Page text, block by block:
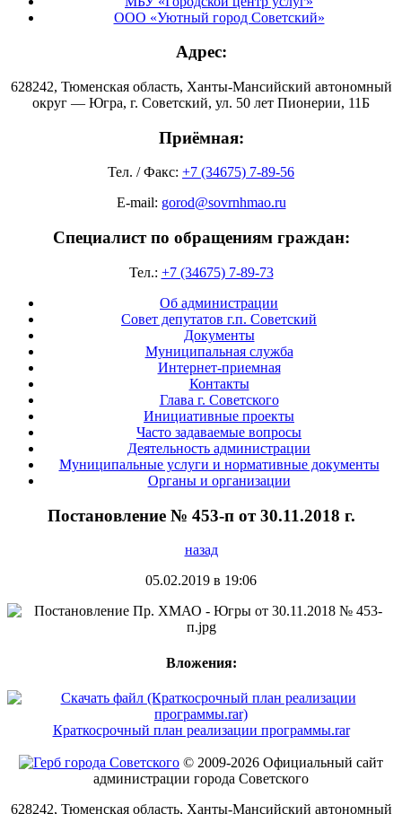
ООО «Уютный город Советский»
Адрес:
628242, Тюменская область, Ханты-Мансийский автономный
округ — Югра, г. Советский, ул. 50 лет Пионерии, 11Б
Приёмная:
Тел. / Факс: +7 (34675) 7-89-56
E-mail: gorod@sovrnhmao.ru
Специалист по обращениям граждан:
Тел.: +7 (34675) 7-89-73
Об администрации
Совет депутатов г.п. Советский
Документы
Муниципальная служба
Интернет-приемная
Контакты
Глава г. Советского
Инициативные проекты
Часто задаваемые вопросы
Деятельность администрации
Муниципальные услуги и нормативные документы
Органы и организации
Постановление № 453-п от 30.11.2018 г.
назад
05.02.2019 в 19:06
Вложения:
Краткосрочный план реализации программы.rar
© 2009-2026 Официальный сайт
администрации города Советского
628242, Тюменская область, Ханты-Мансийский автономный